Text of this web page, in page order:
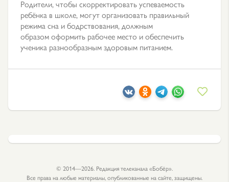
Родители, чтобы скорректировать успеваемость
ребёнка в школе, могут организовать правильный
режима сна и бодрствования, должным
образом оформить рабочее место и обеспечить
ученика разнообразным здоровым питанием.
© 2014—2026. Редакция телеканала «Бобёр».
Все права на любые материалы, опубликованные на сайте, защищены.